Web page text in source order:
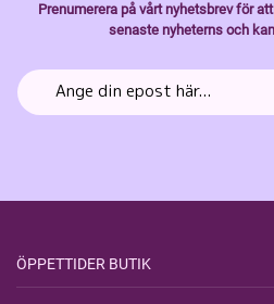
Prenumerera på vårt nyhetsbrev för
senaste nyheterns och
ÖPPETTIDER BUTIK